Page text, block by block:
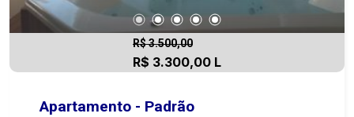
R$ 3.500,00
R$ 3.300,00 L
Apartamento - Padrão